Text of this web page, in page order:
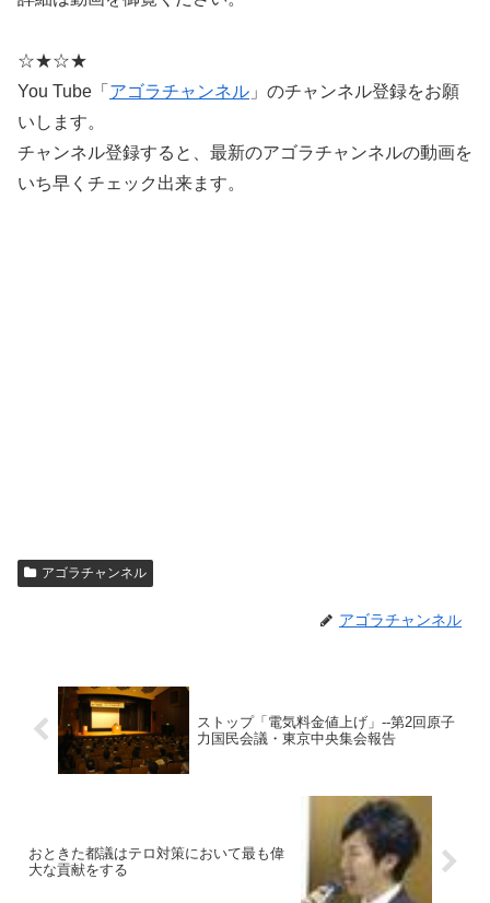
☆★☆★
You Tube「 アゴラチャンネル 」のチャンネル登録をお願
いします。
チャンネル登録すると、最新のアゴラチャンネルの動画を
いち早くチェック出来ます。
アゴラチャンネル
アゴラチャンネル
ストップ「電気料金値上げ」--第2回原子
力国民会議・東京中央集会報告
おときた都議はテロ対策において最も偉
大な貢献をする